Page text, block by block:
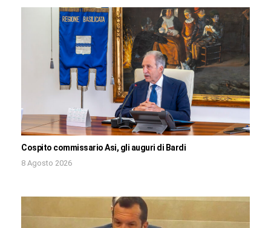
Cospito commissario Asi, gli auguri di Bardi
8 Agosto 2026